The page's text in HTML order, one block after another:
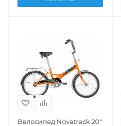
Велосипед Novatrack 20"